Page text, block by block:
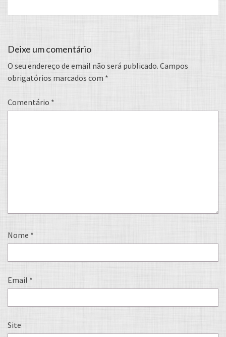
Deixe um comentário
O seu endereço de email não será publicado. Campos
obrigatórios marcados com *
Comentário *
Nome *
Email *
Site